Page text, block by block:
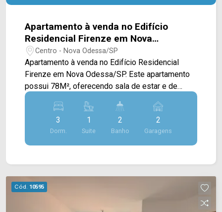
Apartamento à venda no Edifício
Residencial Firenze em Nova
Odessa/SP
Centro - Nova Odessa/SP
Apartamento à venda no Edifício Residencial
Firenze em Nova Odessa/SP. Este apartamento
possui 78M², oferecendo sala de estar e de
jantar integradas, cozinha conectada com a área
de serviço, e sacada com vista livre. > 03 quartos,
sendo 01 suíte; > 02 banheiros, sendo 01 social;
> 02 vagas de garagem cobertas. Localizado em
uma região privilegiada no Centro, este
Pessoa e Av. Rodolfo Kivitz. Esta região conta
com pizzaria Di Madri, farmácia Drogaria São
3
Dorm.
1
Suite
2
Banho
2
Garagens
Cód. 10595